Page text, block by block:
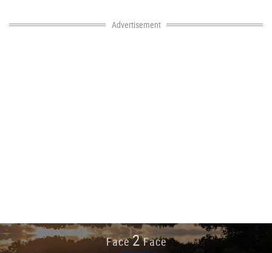
Advertisement
Face2Face